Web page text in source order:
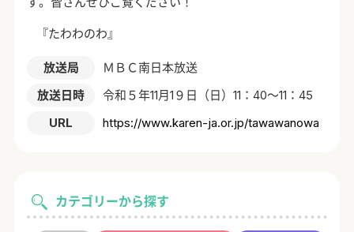
カテゴリーから探す
『たわわのわ』
放送局
ＭＢＣ南日本放送
放送日時
令和５年11月1９日（日）11：40～11：45
URL
https://www.karen-ja.or.jp/tawawanowa